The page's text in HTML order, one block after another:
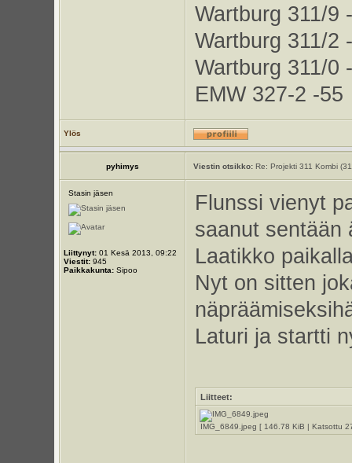
Wartburg 311/9
Wartburg 311/2
Wartburg 311/0
EMW 327-2 -55
Ylös
pyhimys Viestin otsikko:Re: Projekti 311 Kombi
Stasin jäsen
Liittynyt:01 Kesä 2013, 09:22
Viestit:945
Paikkakunta:Sipoo
Flunssi vienyt
saanut sentään
Laatikko
Nyt on sitten
Laturi ja startti
Liitteet:
IMG_6849.jpeg [ 146.78 KiB | Katsottu